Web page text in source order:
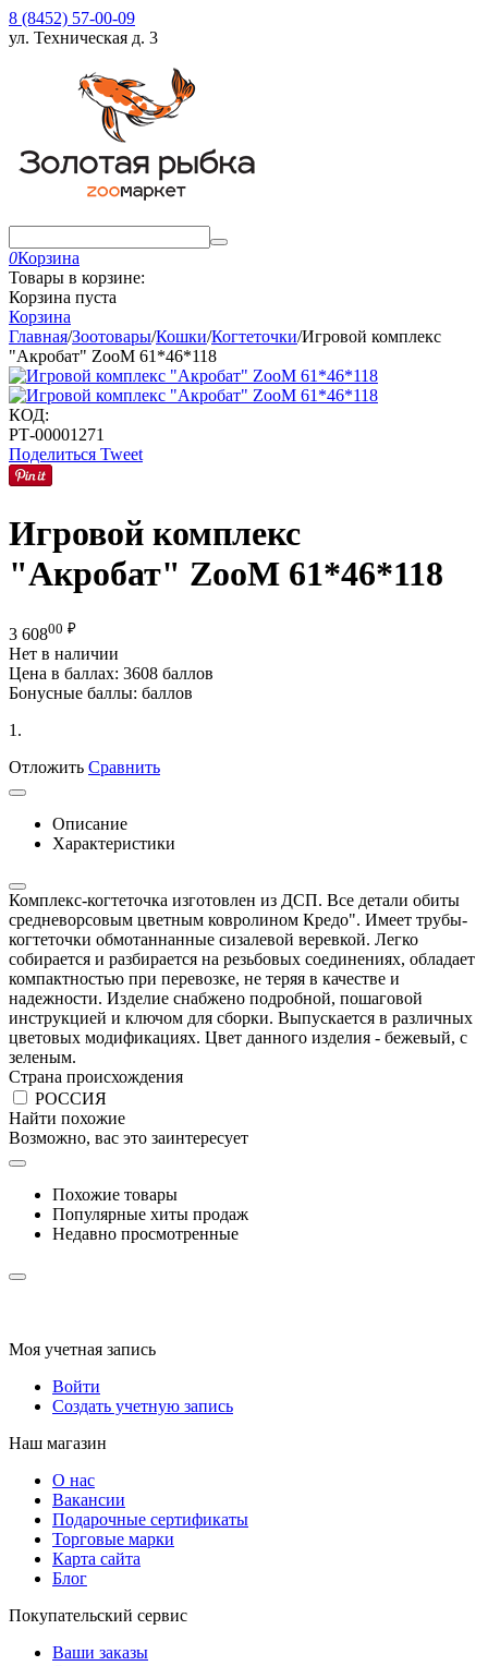
8 (8452) 57-00-09
ул. Техническая д. 3
0Корзина
Товары в корзине:
Корзина пуста
Корзина
Главная/Зоотовары/Кошки/Когтеточки/Игровой комплекс
"Акробат" ZooM 61*46*118
КОД:
РТ-00001271
Поделиться Tweet
Игровой комплекс
"Акробат" ZooM 61*46*118
3 60800 ₽
Нет в наличии
Цена в баллах: 3608 баллов
Бонусные баллы: баллов
1.
Отложить Сравнить
Описание
Характеристики
Комплекс-когтеточка изготовлен из ДСП. Все детали обиты
средневорсовым цветным ковролином Кредо". Имеет трубы-
когтеточки обмотаннанные сизалевой веревкой. Легко
собирается и разбирается на резьбовых соединениях, обладает
компактностью при перевозке, не теряя в качестве и
надежности. Изделие снабжено подробной, пошаговой
инструкцией и ключом для сборки. Выпускается в различных
цветовых модификациях. Цвет данного изделия - бежевый, с
зеленым.
Страна происхождения
РОССИЯ
Найти похожие
Возможно, вас это заинтересует
Похожие товары
Популярные хиты продаж
Недавно просмотренные
Моя учетная запись
Войти
Создать учетную запись
Наш магазин
О нас
Вакансии
Подарочные сертификаты
Торговые марки
Карта сайта
Блог
Покупательский сервис
Ваши заказы